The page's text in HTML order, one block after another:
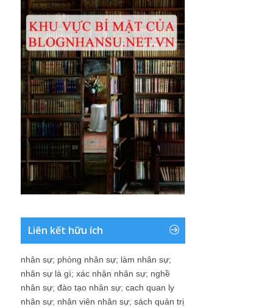
Liên kết hữu ích
nhân sự; phòng nhân sự; làm nhân sự;
nhân sự là gì; xác nhận nhân sự; nghề
nhân sự; đào tạo nhân sự; cach quan ly
nhân sự; nhân viên nhân sự; sách quản trị